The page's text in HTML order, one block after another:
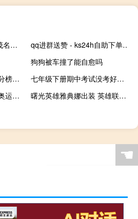
茂名海岸属于什么海岸 茂名浪漫海岸攻略
qq进群送赞 - ks24h自助下单,qq业务乐园首页导航这里开始
狗狗被车撞了能自愈吗
cba亚军排名 cba辽宁积分榜最新排名
七年级下册期中考试没考好怎么办 七年级下册期中试卷
2024年奥运会时间地点 奥运会2024是哪个国家
曙光英雄雅典娜出装 英雄联盟曙光女神出装
☚